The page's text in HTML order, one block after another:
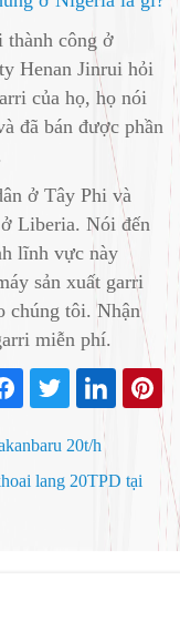
thành công ở
Henan Jinrui hỏi
của họ, họ nói
đã bán được phần
ở Tây Phi và
Liberia. Nói đến
lĩnh vực này
sản xuất garri
chúng tôi. Nhận
miễn phí.
20t/h
lang 20TPD tại